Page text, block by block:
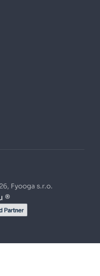
Fyooga s.r.o.
®